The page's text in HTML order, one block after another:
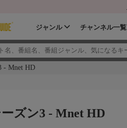
ジャンル チャンネル一覧
- Mnet HD
ズン3 - Mnet HD